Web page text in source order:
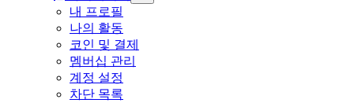
내 프로필
나의 활동
코인 및 결제
멤버십 관리
계정 설정
차단 목록